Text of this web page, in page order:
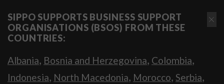
SIPPO SUPPORTS BUSINESS SUPPORT
ORGANISATIONS (BSOS) FROM THESE
COUNTRIES:
Albania, Bosnia and Herzegovina, Colombia,
Indonesia, North Macedonia, Morocco, Serbia,